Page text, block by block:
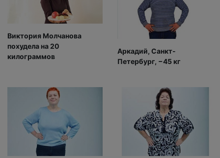
Виктория Молчанова
похудела на 20
килограммов
Аркадий, Санкт-
Петербург, −45 кг